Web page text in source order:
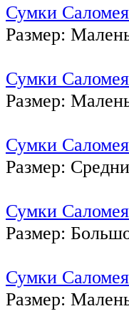
Сумки
Размер:
Сумки
Размер:
Сумки
Размер:
Сумки
Размер:
Сумки
Размер: